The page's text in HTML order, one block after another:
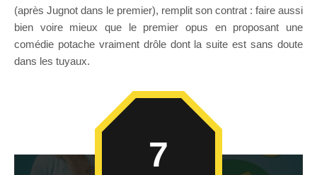
(après Jugnot dans le premier), remplit son contrat : faire aussi
bien voire mieux que le premier opus en proposant une
comédie potache vraiment drôle dont la suite est sans doute
dans les tuyaux.
7